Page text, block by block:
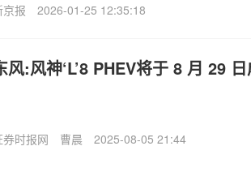
京报 2026-01-25 12:35:18
风:风神‘L’8 PHEV将于 8 月 29
券时报网 曹晨 2025-08-05 21:44